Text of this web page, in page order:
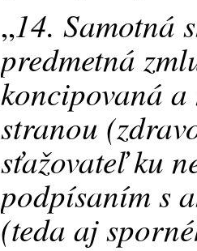
„14. Samotná
predmetná
koncipovaná
stranou
sťažovateľ ku
podpísaním s
(teda aj